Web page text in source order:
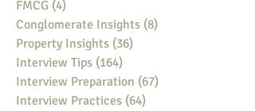
FMCG (4)
Conglomerate Insights (8)
Property Insights (36)
Interview Tips (164)
Interview Preparation (67)
Interview Practices (64)